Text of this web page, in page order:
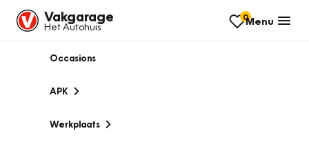
Vakgarage
Het Autohuis
0Menu
Occasions
APK
Werkplaats